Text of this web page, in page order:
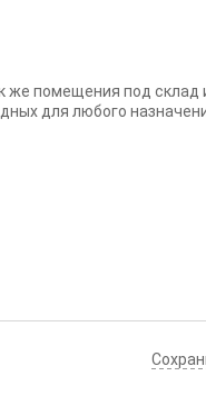
же помещения под склад
для любого